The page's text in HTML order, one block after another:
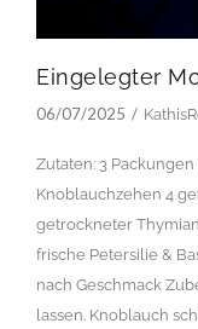
Eingelegter
06/07/2025
Zutaten: 3 Packungen
Knoblauchzehen 4
getrockneter
frische Petersilie &
nach Geschmack
lassen. Knoblauch